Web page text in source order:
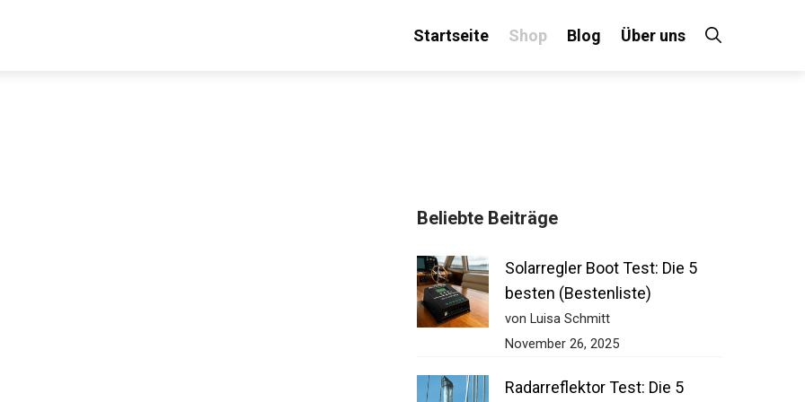
Startseite Shop Blog Über uns
Beliebte Beiträge
Solarregler Boot Test: Die 5
besten (Bestenliste)
von Luisa Schmitt
November 26, 2025
Radarreflektor Test: Die 5
dir jetzt die meistverkauften Produkte im Sale bei Decathlon an!